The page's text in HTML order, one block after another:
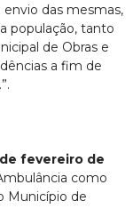
envio das mesmas,
população, tanto
de Obras e
a fim de
de fevereiro de
como
Município de